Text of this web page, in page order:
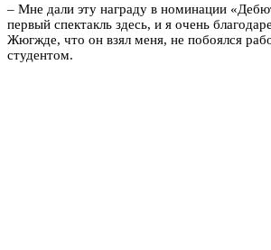
– Мне дали эту награду в номинации
первый спектакль здесь, и я очень
Жюгжде, что он взял меня, не побоялся
студентом.